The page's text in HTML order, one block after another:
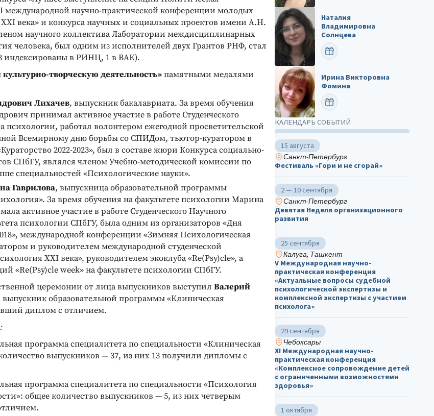
международной научно-практической конференции молодых
века» и конкурса научных и социальных проектов имени А.Н.
научного коллектива Лаборатории междисциплинарных
человека, был одним из исполнителей двух Грантов РНФ, стал
индексированы в РИНЦ, 1 в ВАК).
творческую деятельность»памятными медалями
Лихачев, выпускник бакалавриата. За время обучения
принимал активное участие в работе Студенческого
психологии, работал волонтером ежегодной просветительской
Всемирному дню борьбы со СПИДом, тьютор-куратором в
2022-2023», был в составе жюри Конкурса социально-
СПбГУ, являлся членом Учебно-методической комиссии по
специальностей «Психологические науки».
Гаврилова, выпускница образовательной программы
За время обучения на факультете психологии Марина
активное участие в работе Студенческого Научного
психологии СПбГУ, была одним из организаторов «Дня
международной конференции «Зимняя Психологическая
и руководителем международной студенческой
XXI века», руководителем экоклуба «Re(Psy)cle», а
«Re(Psy)cle week» на факультете психологии СПбГУ.
церемонии от лица выпускников выступил Валерий
выпускник образовательной программы «Клиническая
диплом с отличием.
программа специалитета по специальности «Клиническая
выпускников — 37, из них 13 получили дипломы с
программа специалитета по специальности «Психология
общее количество выпускников — 5, из них четверым
Реклама
ЛЮШЕРА
и
Реклама
АРТ-ТЕРАПЕВТИЧЕСКАЯ МЕТОДИКА
Арт-терапевтическая
методика «Позитивная
куклотерапия»
Психотерапия внутриличностных
конфликтов и поведенческих
проблем
Подробнее
Наталия
Владимировна
Солнцева
ПОЗДРАВИТЬ
Ирина Викторовна
Фомина
ПОЗДРАВИТЬ
КАЛЕНДАРЬ СОБЫТИЙ
15 августа
Санкт-Петербург
Фестиваль «Гори и не сгорай»
2 — 10 сентября
Санкт-Петербург
Девятая Неделя организационного
развития
25 сентября
Калуга, Ташкент
V Международная научно-
практическая конференция
«Актуальные вопросы судебной
психологической экспертизы и
комплексной экспертизы с участием
психолога»
29 сентября
Чебоксары
ХΙ Международная научно-
практическая конференция
«Комплексное сопровождение детей
с ограниченными возможностями
здоровья»
1 октября